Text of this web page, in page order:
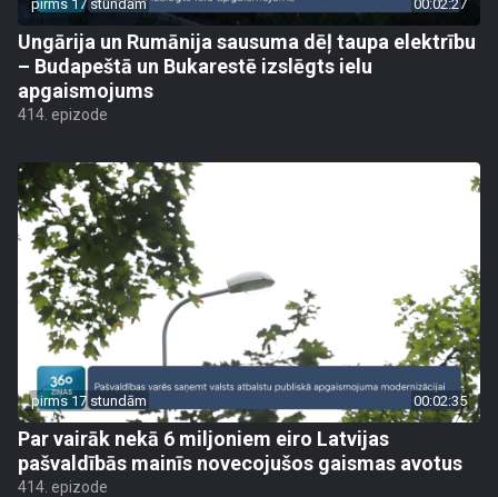
pirms 17 stundām 00:02:27
Ungārija un Rumānija sausuma dēļ taupa elektrību
– Budapeštā un Bukarestē izslēgts ielu
apgaismojums
414. epizode
pirms 17 stundām 00:02:35
Par vairāk nekā 6 miljoniem eiro Latvijas
pašvaldībās mainīs novecojušos gaismas avotus
414. epizode